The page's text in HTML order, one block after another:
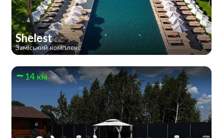
Shelest
Заміський комплекс
14 км